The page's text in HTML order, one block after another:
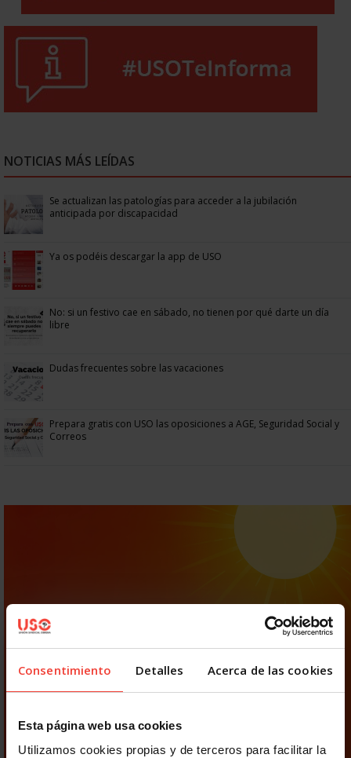
Consentimiento Detalles Acerca de las cookies
Esta página web usa cookies
Utilizamos cookies propias y de terceros para facilitar la
NOTICIAS MÁS LEÍDAS
Se actualizan las patologías para acceder a la jubilación
anticipada por discapacidad
Ya os podéis descargar la app de USO
No: si un festivo cae en sábado, no tienen por qué darte un día
libre
Dudas frecuentes sobre las vacaciones
Prepara gratis con USO las oposiciones a AGE, Seguridad Social y
Correos